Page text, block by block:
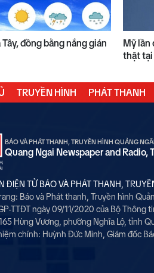
đồng bằng nắng gián
Mỹ lần
thật tại
TRUYỀN HÌNH PHÁT THANH
BÁO VÀ PHÁT THANH, TRUYỀN HÌNH QUẢNG NGÃI
Quang Ngai Newspaper and Radio,
ĐIỆN TỬ BÁO VÀ PHÁT THANH,
Báo và Phát thanh, Truyền hình
TTĐT ngày 09/11/2020 của Bộ Thông
Hùng Vương, phường Nghĩa Lộ, tỉnh
chính: Huỳnh Đức Minh, Giám đốc